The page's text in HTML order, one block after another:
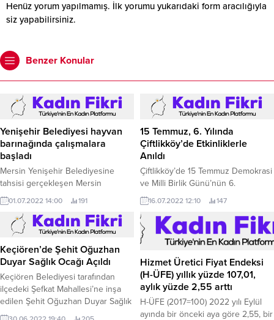
Henüz yorum yapılmamış. İlk yorumu yukarıdaki form aracılığıyla
siz yapabilirsiniz.
Benzer Konular
Yenişehir Belediyesi hayvan
barınağında çalışmalara
başladı
Mersin Yenişehir Belediyesine
tahsisi gerçekleşen Mersin
Üniversitesi Çiftlikköy
Kampüsü’nde bulunan hayvan
barınağında yenileme çalışmaları
başladı.
01.07.2022 14:00 191
15 Temmuz, 6. Yılında
Çiftlikköy’de Etkinliklerle
Anıldı
Çiftlikköy’de 15 Temmuz Demokrasi
ve Milli Birlik Günü’nün 6.
16.07.2022 12:10 147
Keçiören’de Şehit Oğuzhan
Duyar Sağlık Ocağı Açıldı
Keçiören Belediyesi tarafından
ilçedeki Şefkat Mahallesi’ne inşa
edilen Şehit Oğuzhan Duyar Sağlık
Ocağı Ankara Vali Yardımcısı
Hizmet Üretici Fiyat Endeksi
(H-ÜFE) yıllık yüzde 107,01,
aylık yüzde 2,55 arttı
H-ÜFE (2017=100) 2022 yılı Eylül
ayında bir önceki aya göre 2,55, bir